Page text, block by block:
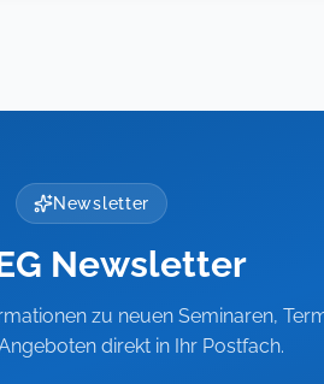
Newsletter
Newsletter
zu neuen Seminaren,
direkt in Ihr Postfach.